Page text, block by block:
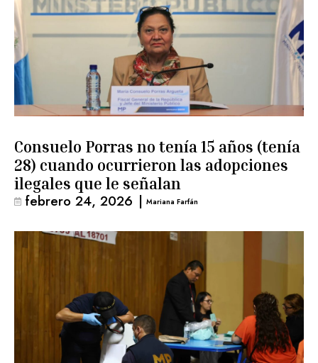
Consuelo Porras no tenía 15 años (tenía
28) cuando ocurrieron las adopciones
ilegales que le señalan
febrero 24, 2026 | Mariana Farfán